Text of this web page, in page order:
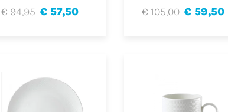
€ 94,95 € 57,50 € 105,00 € 59,50